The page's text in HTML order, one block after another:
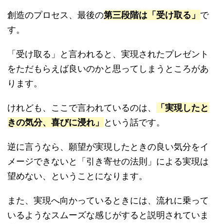
創造のプロセス、最後の第三段階は「受け取る」 で
す。
「受け取る」と言われると、実現されたプレゼント
をただもらえば良いのかと思ってしまうところがあ
ります。
けれども、ここで言われているのは、
「実現したと
きの気分、喜びに浸れ」
という話です。
逆に言うなら、願望が実現したときの良い気分をイ
メージできないと「引き寄せの法則」による実現は
望めない、ということになります。
また、実現へ向かっているときには、流れに乗って
いるようなスムーズな感じがすると説明されていま